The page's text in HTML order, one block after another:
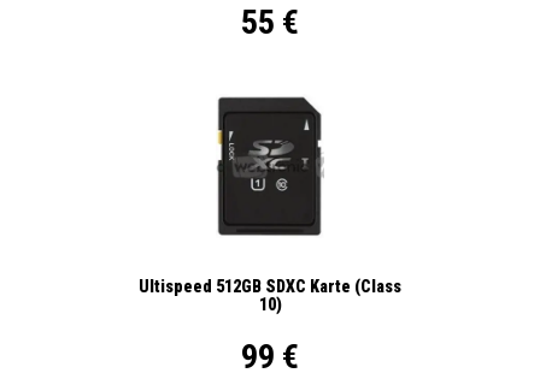
55 €
Ultispeed 512GB SDXC Karte (Class
10)
99 €